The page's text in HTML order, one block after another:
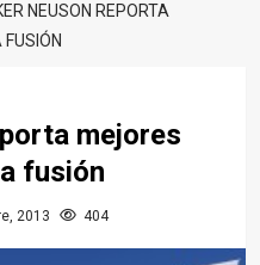
NEUSON REPORTA
mejores
fusión
2013 404